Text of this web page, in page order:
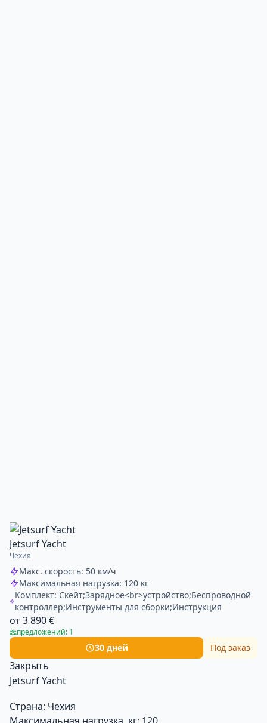
Jetsurf Yacht
Чехия
Макс. скорость: 50 км/ч
Максимальная нагрузка: 120 кг
Комплект: Скейт;Зарядное<br>устройство;Беспроводной
контроллер;Инструменты для сборки;Инструкция
от 3 890 €
предложений: 1
30 дней Под заказ
Закрыть
Jetsurf Yacht
Страна: Чехия